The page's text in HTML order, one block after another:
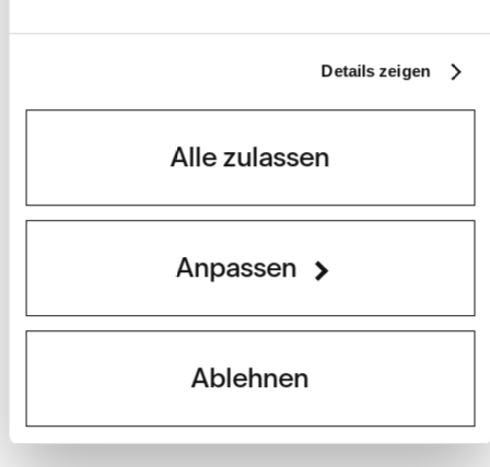
Details zeigen
Alle zulassen
Anpassen
Ablehnen